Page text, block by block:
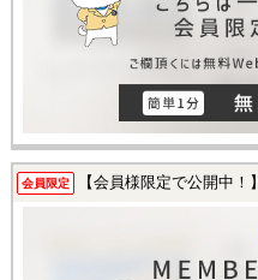
会員限定 【会員様限定で公開中！】